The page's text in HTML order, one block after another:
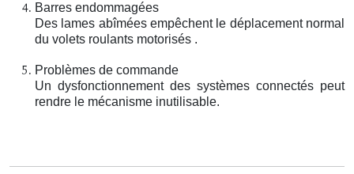
Barres endommagées
Des lames abîmées empêchent le déplacement normal
du volets roulants motorisés .
Problèmes de commande
Un dysfonctionnement des systèmes connectés peut
rendre le mécanisme inutilisable.